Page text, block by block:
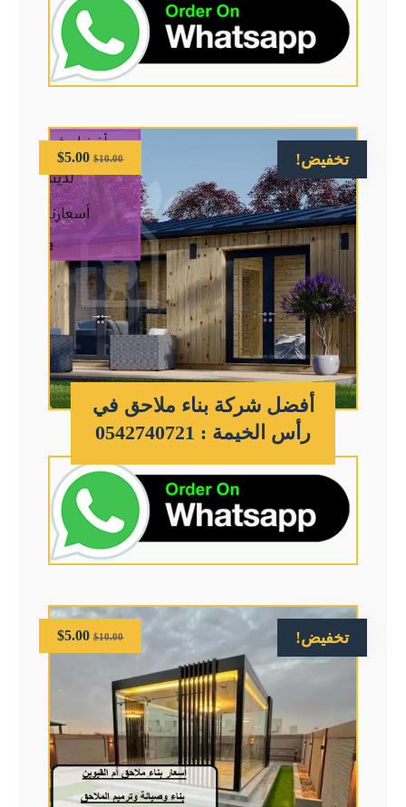
تخفيض!
أفضل شركة بناء ملاحق في
رأس الخيمة : 0542740721
$10.00
$5.00
تخفيض! $10.00
$5.00